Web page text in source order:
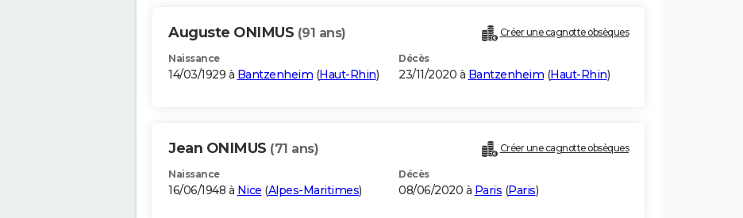
Auguste ONIMUS (91 ans) Créer une cagnotte obsèques
Naissance
14/03/1929 à Bantzenheim (Haut-Rhin)
Décès
23/11/2020 à Bantzenheim (Haut-Rhin)
Jean ONIMUS (71 ans) Créer une cagnotte obsèques
Naissance
16/06/1948 à Nice (Alpes-Maritimes)
Décès
08/06/2020 à Paris (Paris)